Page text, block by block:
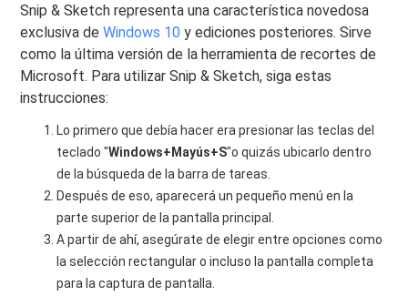
Snip & Sketch representa una característica novedosa
exclusiva deWindows 10 y ediciones posteriores. Sirve
como la última versión de la herramienta de recortes de
Microsoft. Para utilizar Snip & Sketch, siga estas
instrucciones:
Lo primero que debía hacer era presionar las teclas del
teclado "Windows+Mayús+S"o quizás ubicarlo dentro
de la búsqueda de la barra de tareas.
Después de eso, aparecerá un pequeño menú en la
parte superior de la pantalla principal.
A partir de ahí, asegúrate de elegir entre opciones como
la selección rectangular o incluso la pantalla completa
para la captura de pantalla.